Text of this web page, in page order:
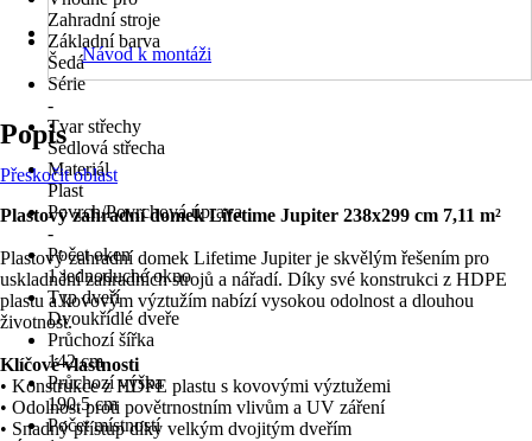
Zahradní stroje
Základní barva
Šedá
Série
-
Tvar střechy
Sedlová střecha
Materiál
Plast
Povrch/Povrchová úprava
-
Počet oken
1 jednoduché okno
Typ dveří
Dvoukřídlé dveře
Průchozí šířka
142 cm
Průchozí výška
190,5 cm
Počet místností
Návod k montáži
Popis
Přeskočit oblast
Plastový zahradní domek Lifetime Jupiter 238x299 cm 7,11 m²
Plastový zahradní domek Lifetime Jupiter je skvělým řešením pro
uskladnění zahradních strojů a nářadí. Díky své konstrukci z HDPE
plastu a kovovým výztužím nabízí vysokou odolnost a dlouhou
životnost.
Klíčové vlastnosti
• Konstrukce z HDPE plastu s kovovými výztužemi
• Odolnost proti povětrnostním vlivům a UV záření
• Snadný přístup díky velkým dvojitým dveřím